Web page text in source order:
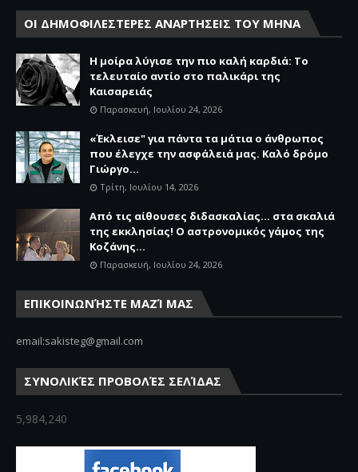
ΟΙ ΔΗΜΟΦΙΛΕΣΤΕΡΕΣ ΑΝΑΡΤΗΣΕΙΣ ΤΟΥ ΜΗΝΑ
Η μοίρα λύγισε την πιο καλή καρδιά: Το
τελευταίο αντίο στο παλικάρι της
Καισαρειάς
Παρασκευή, Ιουλίου 24, 2026
«Έκλεισε" για πάντα τα μάτια ο άνθρωπος
που έλεγχε την ασφάλειά μας. Καλό δρόμο
Γιώργο...
Τρίτη, Ιουλίου 14, 2026
Από τις αίθουσες διδασκαλίας… στα σκαλιά
της εκκλησίας! Ο αστρονομικός γάμος της
Κοζάνης...
Παρασκευή, Ιουλίου 24, 2026
ΕΠΙΚΟΙΝΩΝΉΣΤΕ ΜΑΖΊ ΜΑΣ
email:sakisteg@gmail.com
ΣΥΝΟΛΙΚΈΣ ΠΡΟΒΟΛΈΣ ΣΕΛΊΔΑΣ
5,984,240